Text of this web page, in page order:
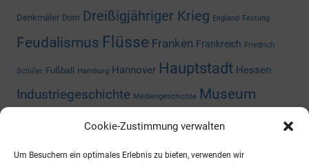
Cookie-Zustimmung verwalten
Um Besuchern ein optimales Erlebnis zu bieten, verwenden wir
Denkmäler Dom Dreißigjähriger Krieg England Festung
Feudalismus Flüsse Franken Frankreich Friedrich
Schiller Fußball Hamburg Hannover Hauptstadt Hessen
Industriegeschichte Mediengeschichte Museum
Niedersachsen
Preußen Rhein Rheinland-Pfalz